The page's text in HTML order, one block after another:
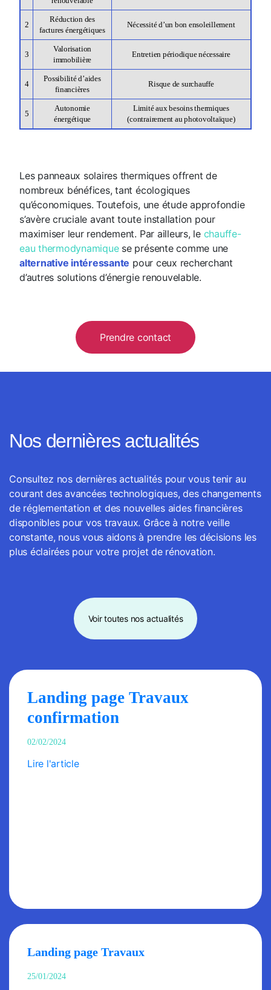
2
Réduction des
factures énergétiques
Nécessité d’un bon ensoleillement
3
Valorisation
immobilière
Entretien périodique nécessaire
4
Possibilité d’aides
financières
Risque de surchauffe
5
Autonomie
énergétique
Limité aux besoins thermiques
(contrairement au photovoltaïque)
Les panneaux solaires thermiques offrent de
nombreux bénéfices, tant écologiques
qu’économiques. Toutefois, une étude approfondie
s’avère cruciale avant toute installation pour
maximiser leur rendement. Par ailleurs, le chauffe-
eau thermodynamiquese présente comme une
alternative intéressante pour ceux recherchant
d’autres solutions d’énergie renouvelable.
Prendre contact
Nos dernières actualités
Consultez nos dernières actualités pour vous tenir au
courant des avancées technologiques, des changements
de réglementation et des nouvelles aides financières
disponibles pour vos travaux. Grâce à notre veille
constante, nous vous aidons à prendre les décisions les
plus éclairées pour votre projet de rénovation.
Voir toutes nos actualités
Landing page Travaux
confirmation
02/02/2024
Lire l'article
Landing page Travaux
25/01/2024